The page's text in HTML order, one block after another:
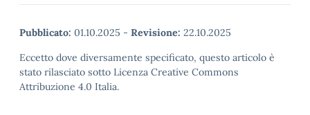
Pubblicato: 01.10.2025 - Revisione: 22.10.2025
Eccetto dove diversamente specificato, questo articolo è
stato rilasciato sotto Licenza Creative Commons
Attribuzione 4.0 Italia.